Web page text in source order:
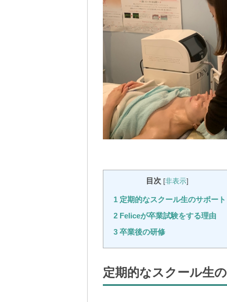
目次 [非表示]
1 定期的なスクール生のサポート
2 Feliceが卒業試験をする理由
3 卒業後の研修
定期的なスクール生